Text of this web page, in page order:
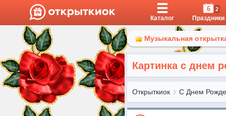
Каталог
6 2
Праздники
Музыкальная
Картинка с днем
Открыткиок С Днем